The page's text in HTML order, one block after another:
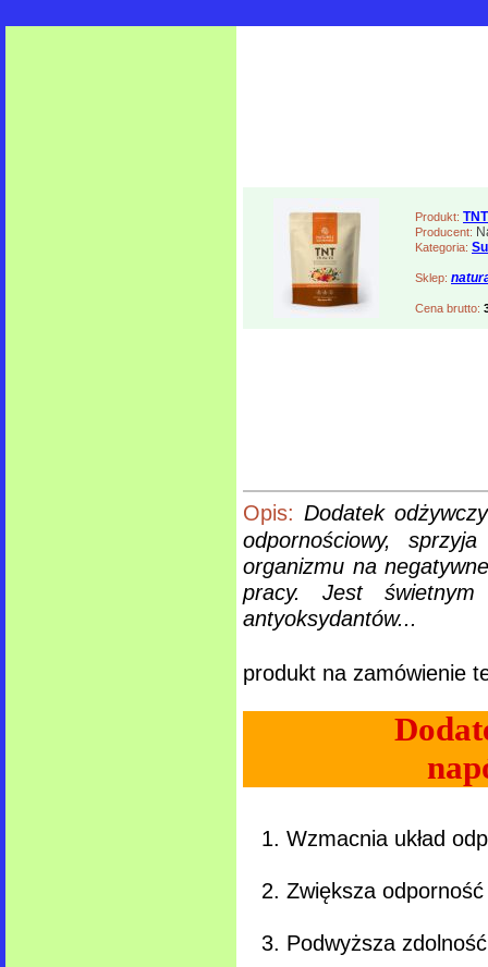
Produkt:
Producent:
Kategoria:
Sklep:
Cena brutto:
Opis: Dodatek
odpornościowy,
organizmu na
pracy. Jest świetnym
antyoksydantów...
produkt na zamówienie
Wzmacnia układ
Zwiększa
Podwyższa